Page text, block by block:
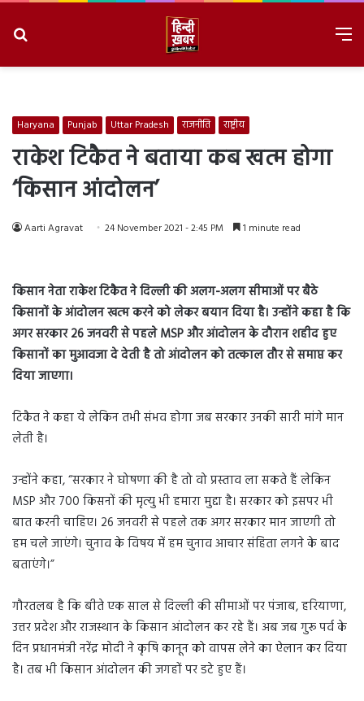
Haryana Punjab Uttar Pradesh राजनीति राष्ट्रीय
राकेश टिकैत ने बताया कब खत्म होगा
‘किसान आंदोलन’
Aarti Agravat 24 November 2021 - 2:45 PM 1 minute read
किसान नेता राकेश टिकैत ने दिल्ली की अलग-अलग सीमाओं पर बैठे
किसानों के आंदोलन खत्म करने को लेकर बयान दिया है। उन्होंने कहा है कि
अगर सरकार 26 जनवरी से पहले MSP और आंदोलन के दौरान शहीद हुए
किसानों का मुआवजा दे देती है तो आंदोलन को तत्काल तौर से समाप्त कर
दिया जाएगा।
टिकैत ने कहा ये लेकिन तभी संभव होगा जब सरकार उनकी सारी मांगे मान
लेती है।
उन्होंने कहा, “सरकार ने घोषणा की है तो वो प्रस्ताव ला सकते हैं लेकिन
MSP और 700 किसनों की मृत्यु भी हमारा मुद्दा है। सरकार को इसपर भी
बात करनी चाहिए। 26 जनवरी से पहले तक अगर सरकार मान जाएगी तो
हम चले जाएंगे। चुनाव के विषय में हम चुनाव आचार संहिता लगने के बाद
बताएंगे।”
गौरतलब है कि बीते एक साल से दिल्ली की सीमाओं पर पंजाब, हरियाणा,
उत्तर प्रदेश और राजस्थान के किसान आंदोलन कर रहे हैं। अब जब गुरू पर्व के
दिन प्रधानमंत्री नरेंद्र मोदी ने कृषि कानून को वापस लेने का ऐलान कर दिया
है। तब भी किसान आंदोलन की जगहों पर डटे हुए हैं।